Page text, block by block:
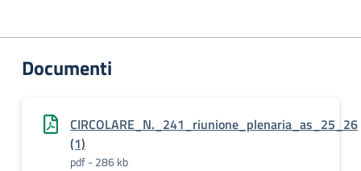
Documenti
CIRCOLARE_N._241_riunione_plenaria_as_25_26
(1)
pdf - 286 kb